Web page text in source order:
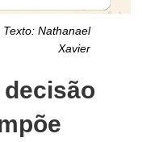
Texto:Nathanael
Xavier